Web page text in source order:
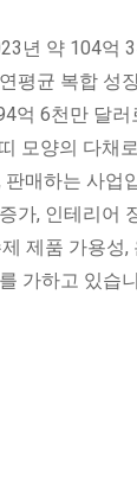
년 약 104억
평균 복합 성
억 6천만 달
모양의 다채
매하는 사업
가, 인테리어
제품 가용성,
가하고 있습